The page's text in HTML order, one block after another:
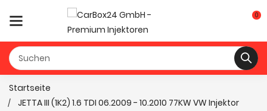
0
Startseite
JETTA III (1K2) 1.6 TDI 06.2009 - 10.2010 77KW VW Injektor